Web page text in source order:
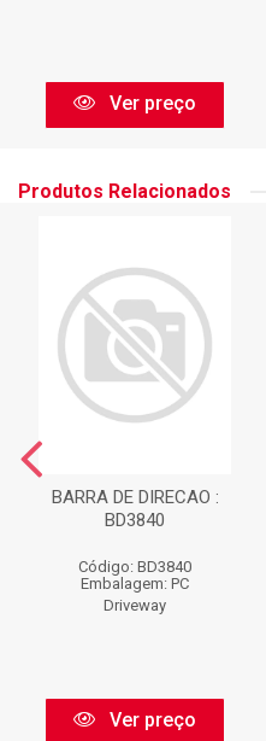
Ver preço
Produtos Relacionados
BARRA DE DIRECAO :
BD3840
Código: BD3840
Embalagem: PC
Driveway
Ver preço